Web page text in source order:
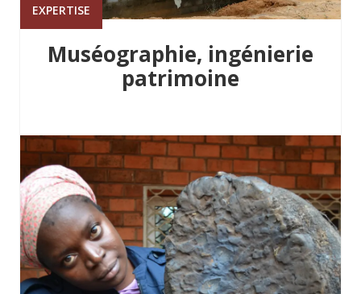
EXPERTISE
Muséographie, ingénierie
patrimoine